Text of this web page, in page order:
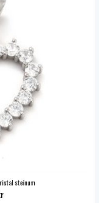
steinum